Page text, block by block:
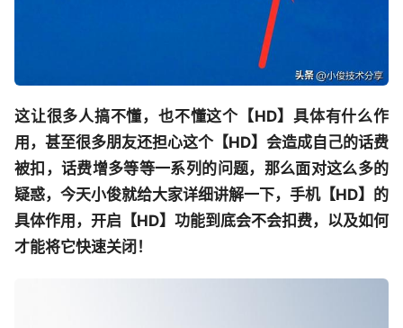
这让很多人搞不懂，也不懂这个【HD】具体有什么作
用，甚至很多朋友还担心这个【HD】会造成自己的话费
被扣，话费增多等等一系列的问题，那么面对这么多的
疑惑，今天小俊就给大家详细讲解一下，手机【HD】的
具体作用，开启【HD】功能到底会不会扣费，以及如何
才能将它快速关闭！